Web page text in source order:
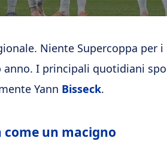
Niente Supercoppa per i
I principali quotidiani
Yann Bisseck.
come un macigno